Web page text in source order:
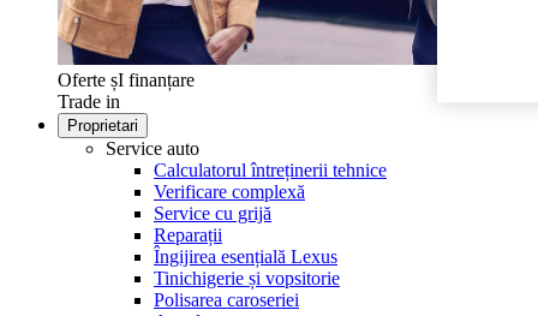
Oferte șI finanțare
Trade in
Proprietari
Service auto
Calculatorul întreținerii tehnice
Verificare complexă
Service cu grijă
Reparații
Îngijirea esențială Lexus
Tinichigerie și vopsitorie
Polisarea caroseriei